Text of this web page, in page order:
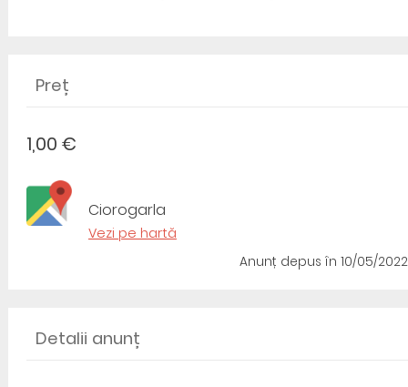
Preț
1,00 €
Ciorogarla
Vezi pe hartă
Anunț depus în 10/05/2022
Detalii anunț